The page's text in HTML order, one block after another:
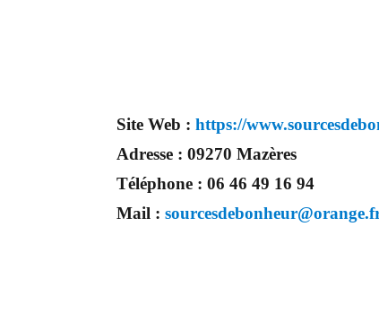
Site Web :https://
Adresse :09270 Mazères
Téléphone :06 46 49 16 94
Mail :